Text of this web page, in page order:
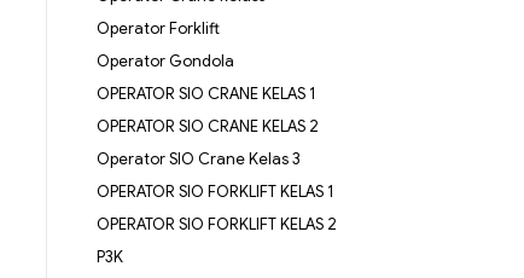
Operator Forklift
Operator Gondola
OPERATOR SIO CRANE KELAS 1
OPERATOR SIO CRANE KELAS 2
Operator SIO Crane Kelas 3
OPERATOR SIO FORKLIFT KELAS 1
OPERATOR SIO FORKLIFT KELAS 2
P3K